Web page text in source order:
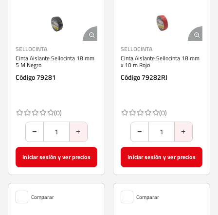
SELLOCINTA
Cinta Aislante Sellocinta 18 mm
5 M Negro
Código 79281
(0)
Iniciar sesión y ver precios
SELLOCINTA
Cinta Aislante Sellocinta 18 mm
x 10 m Rojo
Código 79282RJ
(0)
Iniciar sesión y ver precios
Comparar Comparar